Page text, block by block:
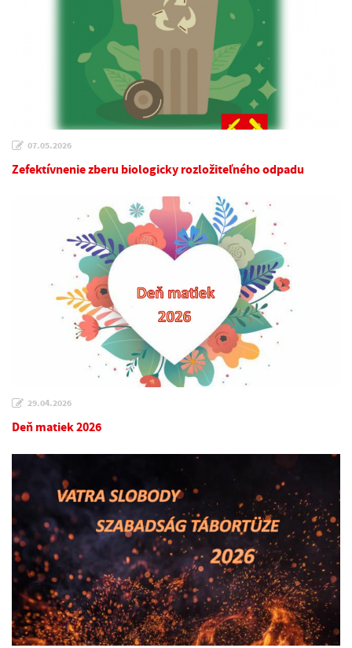
07.05.2026
Zefektívnenie zberu biologicky rozložiteľného odpadu
29.04.2026
Deň matiek 2026